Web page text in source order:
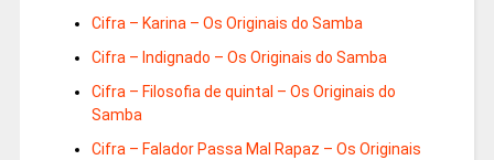
Cifra – Karina – Os Originais do Samba
Cifra – Indignado – Os Originais do Samba
Cifra – Filosofia de quintal – Os Originais do
Samba
Cifra – Falador Passa Mal Rapaz – Os Originais